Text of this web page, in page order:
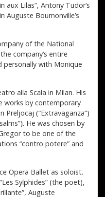
aux Lilas”, Antony Tudor’s
Auguste Bournonville’s
of the National
company’s entire
personally with Monique
alla Scala in Milan. His
works by contemporary
Preljocaj (“Extravaganza”)
He was chosen by
to be one of the
“contro potere” and
Opera Ballet as soloist.
Sylphides” (the poet),
Auguste